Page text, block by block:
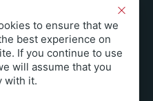
reserved.
to ensure that we
best experience on
If you continue to use
will assume that you
with it.